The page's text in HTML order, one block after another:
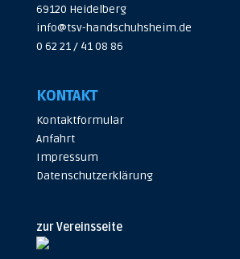
69120 Heidelberg
info@tsv-handschuhsheim.de
0 62 21 / 41 08 86
KONTAKT
Kontaktformular
Anfahrt
Impressum
Datenschutzerklärung
zur Vereinsseite